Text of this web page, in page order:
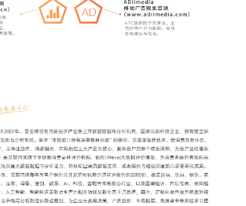
咨询发布的
费行为洞察报告》
文末下方链接可直达完整版报告。
国防脱洗护行业发展与消费行为洞察报告
调、睡眠不足、精神压力过大等因素影